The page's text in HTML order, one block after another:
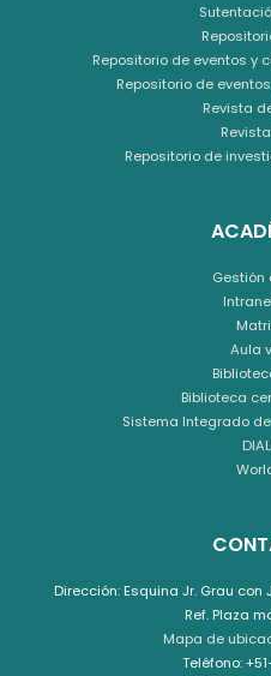
Repositorio de eventos y
Repositorio de
Revista
Repositorio de
Gestión
Aula
Biblioteca
Sistema Integrado
Dirección: Esquina Jr. Grau con
Ref. Plaza
Mapa de
Teléfono: